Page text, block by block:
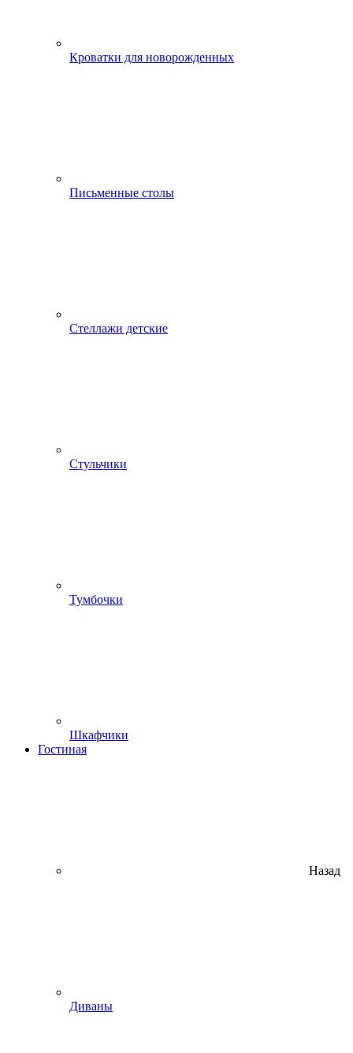
Кроватки для новорожденных
Письменные столы
Стеллажи детские
Стульчики
Тумбочки
Шкафчики
Гостиная
Назад
Диваны